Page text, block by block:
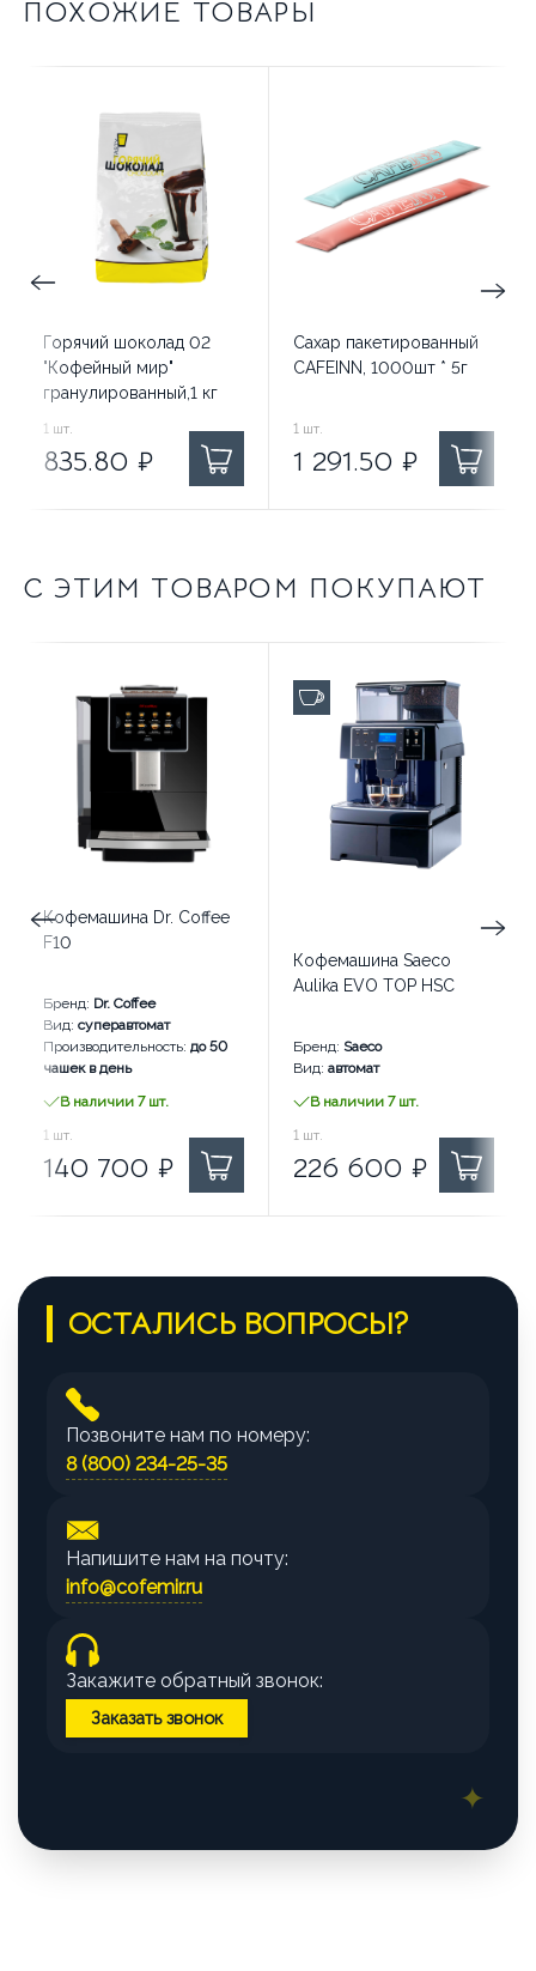
ПОХОЖИЕ ТОВАРЫ
Горячий шоколад 02
"Кофейный мир"
гранулированный,1 кг
835.80
1 шт.
835.80 ₽
Сахар пакетированный
CAFEINN, 1000шт * 5г
1 291.50
1 шт.
1 291.50 ₽
С ЭТИМ ТОВАРОМ ПОКУПАЮТ
Кофемашина Dr. Coffee
F10
Бренд: Dr. Coffee
Вид: суперавтомат
Производительность: до 50
чашек в день
В наличии 7 шт.
140 700
1 шт.
140 700 ₽
до 100 чашек в день
Кофемашина Saeco
Aulika EVO TOP HSC
Бренд: Saeco
Вид: автомат
В наличии 7 шт.
226 600
1 шт.
226 600 ₽
ОСТАЛИСЬ ВОПРОСЫ?
Позвоните нам по номеру:
8 (800) 234-25-35
Напишите нам на почту:
info@cofemir.ru
Закажите обратный звонок:
Заказать звонок